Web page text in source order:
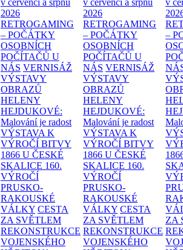
v červenci a srpnu
2026
RETROGAMING
– POČÁTKY
OSOBNÍCH
POČÍTAČŮ U
NÁS VERNISÁŽ
VÝSTAVY
OBRAZŮ
HELENY
HEJDUKOVÉ:
Malování je radost
VÝSTAVA K
VÝROČÍ BITVY
1866 U ČESKÉ
SKALICE 160.
VÝROČÍ
PRUSKO-
RAKOUSKÉ
VÁLKY CESTA
ZA SVĚTLEM
REKONSTRUKCE
VOJENSKÉHO
v červenci a srpnu
2026
RETROGAMING
– POČÁTKY
OSOBNÍCH
POČÍTAČŮ U
NÁS VERNISÁŽ
VÝSTAVY
OBRAZŮ
HELENY
HEJDUKOVÉ:
Malování je radost
VÝSTAVA K
VÝROČÍ BITVY
1866 U ČESKÉ
SKALICE 160.
VÝROČÍ
PRUSKO-
RAKOUSKÉ
VÁLKY CESTA
ZA SVĚTLEM
REKONSTRUKCE
VOJENSKÉHO
v
–
ZA